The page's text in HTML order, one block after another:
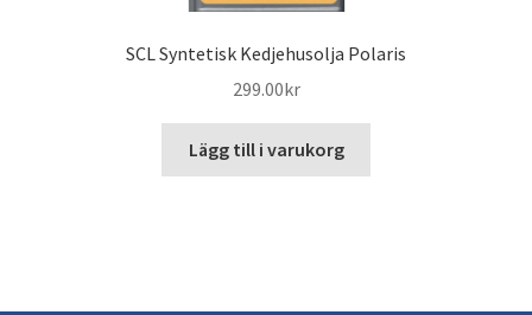
SCL Syntetisk Kedjehusolja Polaris
299.00kr
Lägg till i varukorg